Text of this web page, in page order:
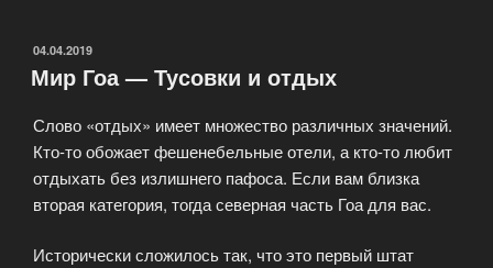
ОПУБЛИКОВАНО
04.04.2019
Мир Гоа — Тусовки и отдых
Слово «отдых» имеет множество различных значений.
Кто-то обожает фешенебельные отели, а кто-то любит
отдыхать без излишнего пафоса. Если вам близка
вторая категория, тогда северная часть Гоа для вас.
Исторически сложилось так, что это первый штат